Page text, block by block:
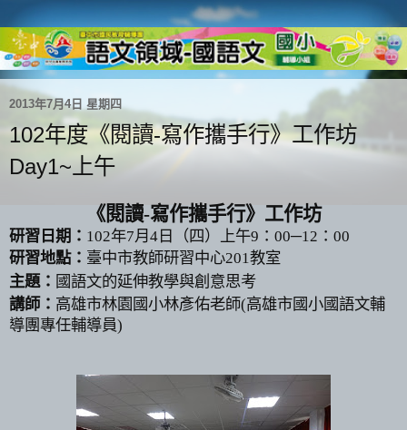
2013年7月4日 星期四
102年度《閱讀-寫作攜手行》工作坊
Day1~上午
《閱讀-寫作攜手行》工作坊
研習日期： 102年7月 4 日（四）上午9 ： 00─12 ： 00
研習地點： 臺中市教師研習中心201教室
主題： 國語文的延伸教學與創意思考
講師： 高雄市林園國小林彥佑老師(高雄市國小國語文輔
導團專任輔導員)